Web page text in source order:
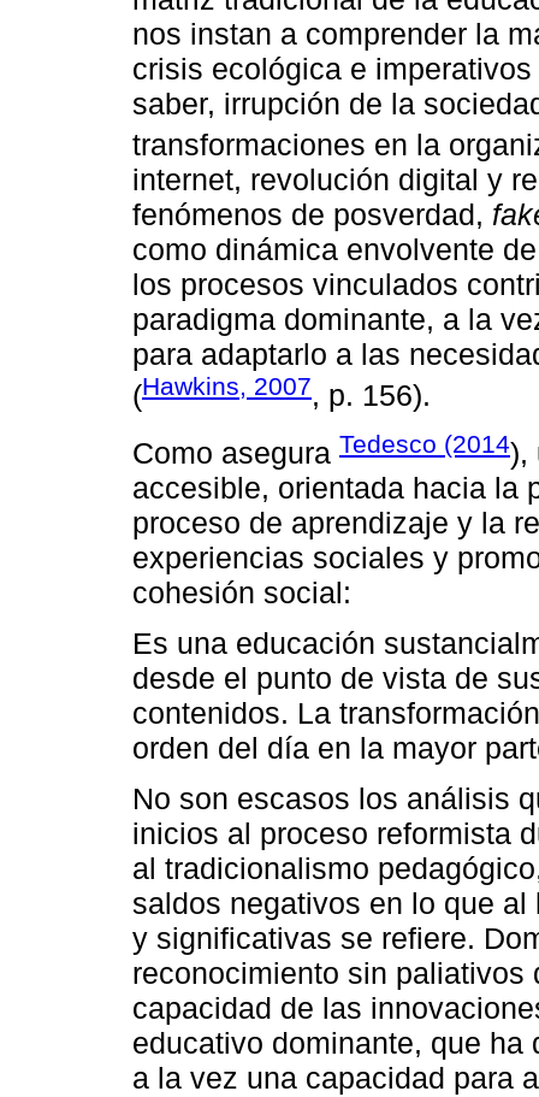
nos instan a comprender la
crisis ecológica e
saber, irrupción de la
transformaciones en la
internet, revolución digital y
fenómenos de posverdad,
como dinámica envolvente
los procesos vinculados
paradigma dominante, a la
para adaptarlo a las
(Hawkins, 2007, p. 156).
Como asegura Tedesco (2014),
accesible, orientada hacia la
proceso de aprendizaje y la
experiencias sociales y
cohesión social:
Es una educación
desde el punto de vista de
contenidos. La
orden del día en la mayor
No son escasos los análisis
inicios al proceso reformista
al tradicionalismo
saldos negativos en lo que
y significativas se refiere.
reconocimiento sin paliativos
capacidad de las
educativo dominante, que
a la vez una capacidad para